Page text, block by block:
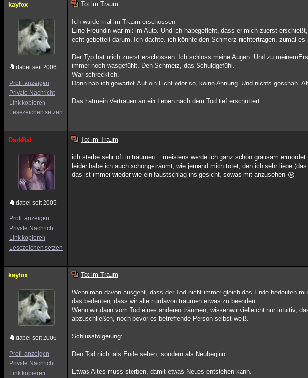
kayfox
dabei seit 2006
Profil anzeigen
Private Nachricht
Link kopieren
Lesezeichen setzen
Tot im Traum
Ich wurde mal im Traum erschossen.
Eine Freundin war mit im Auto. Und ich habegefleht, dass er mich zuerst
echt gebettelt darum. Ich dachte, ich könnte den Schmerz nichtertragen, zumal
Der Typ hat mich zuerst erschossen. Ich schloss meine Augen. Und zu
immer noch wasgefühlt. Den Schmerz, das Schuldgefühl.
War schrecklich.
Dann hab ich gewartet.Auf ein Licht oder so, keine Ahnung. Und nichts geschah.
Das hatmein Vertrauen an ein Leben nach dem Tod tief erschüttert...
DarkBal
dabei seit 2005
Profil anzeigen
Private Nachricht
Link kopieren
Lesezeichen setzen
Tot im Traum
ich sterbe sehr oft in träumen... meistens werde ich ganz schön grausam
leider habe ich auch schongeträumt, wie jemand mich tötet, den ich sehr liebe
das ist immer wieder wie ein faustschlag ins gesicht, sowas mit anzusehen
kayfox
dabei seit 2006
Profil anzeigen
Private Nachricht
Link kopieren
Tot im Traum
Wenn man davon ausgeht, dass der Tod nicht immer gleich das Ende bedeuten
das bedeuten, dass wir alle nurdavon träumen etwas zu beenden.
Wenn wir dann vom Tod eines anderen träumen, wissenwir vielleicht nur intuitiv,
abzuschließen, noch bevor es betreffende Person selbst weiß.
Schlussfolgerung:
Den Tod nicht als Ende sehen, sondern als Neubeginn.
Etwas Altes muss sterben, damit etwas Neues entstehen kann.